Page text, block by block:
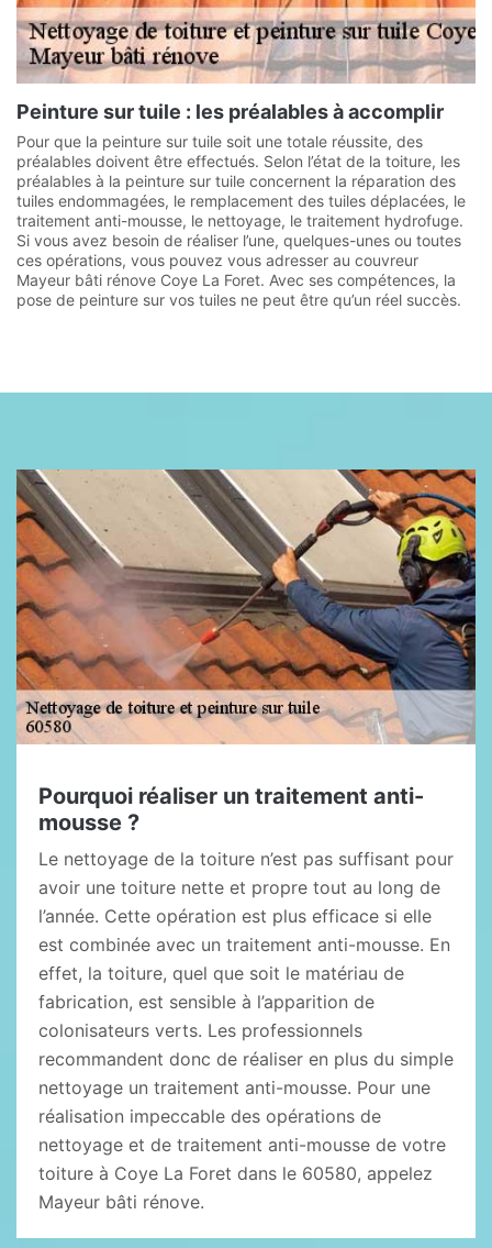
Peinture sur tuile : les préalables à accomplir
Pour que la peinture sur tuile soit une totale réussite, des
préalables doivent être effectués. Selon l’état de la toiture, les
préalables à la peinture sur tuile concernent la réparation des
tuiles endommagées, le remplacement des tuiles déplacées, le
traitement anti-mousse, le nettoyage, le traitement hydrofuge.
Si vous avez besoin de réaliser l’une, quelques-unes ou toutes
ces opérations, vous pouvez vous adresser au couvreur
Mayeur bâti rénove Coye La Foret. Avec ses compétences, la
pose de peinture sur vos tuiles ne peut être qu’un réel succès.
Pourquoi réaliser un traitement anti-
mousse ?
Le nettoyage de la toiture n’est pas suffisant pour
avoir une toiture nette et propre tout au long de
l’année. Cette opération est plus efficace si elle
est combinée avec un traitement anti-mousse. En
effet, la toiture, quel que soit le matériau de
fabrication, est sensible à l’apparition de
colonisateurs verts. Les professionnels
recommandent donc de réaliser en plus du simple
nettoyage un traitement anti-mousse. Pour une
réalisation impeccable des opérations de
nettoyage et de traitement anti-mousse de votre
toiture à Coye La Foret dans le 60580, appelez
Mayeur bâti rénove.